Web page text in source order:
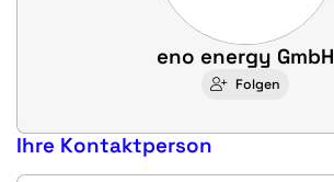
eno energy GmbH
Folgen
Ihre Kontaktperson